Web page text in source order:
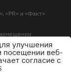
«PR» и «Факт»
улучшения
посещении веб-
согласие с